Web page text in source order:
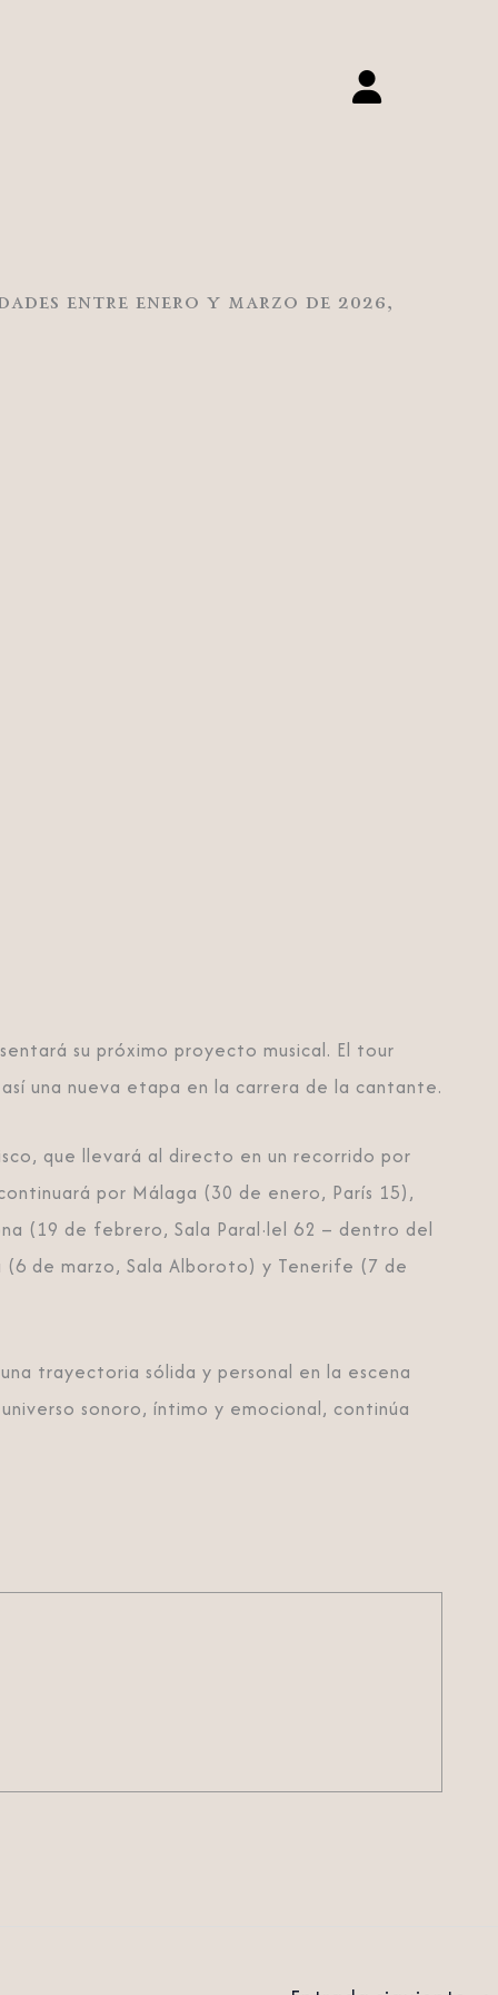
entre enero y marzo de 2026,
su próximo proyecto musical. El tour
una nueva etapa en la carrera de la cantante.
que llevará al directo en un recorrido por
por Málaga (30 de enero, París 15),
(19 de febrero, Sala Paral·lel 62 – dentro del
(6 de marzo, Sala Alboroto) y Tenerife (7 de
trayectoria sólida y personal en la escena
sonoro, íntimo y emocional, continúa